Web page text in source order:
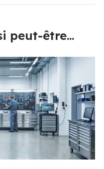
peut-être...